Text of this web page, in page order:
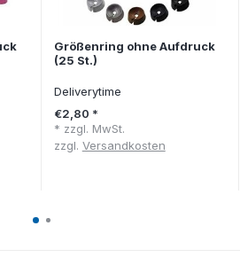
Größenring ohne Aufdruck
(25 St.)
Deliverytime
€2,80 *
* zzgl. MwSt.
zzgl. Versandkosten